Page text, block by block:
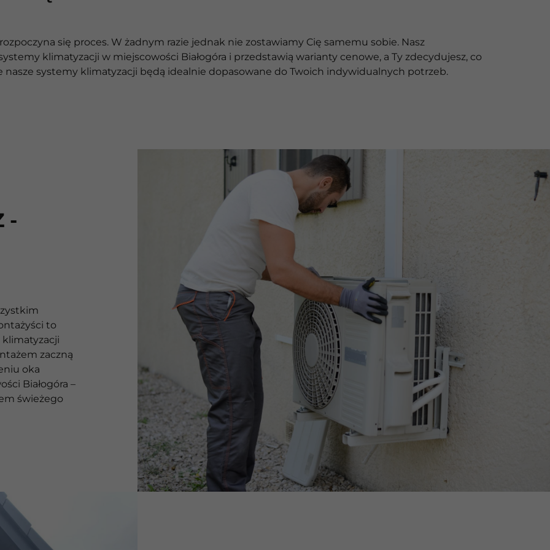
się proces. W żadnym razie jednak nie zostawiamy Cię samemu sobie. Nasz
klimatyzacji w miejscowości Białogóra i przedstawią warianty cenowe, a Ty zdecydujesz, co
nasze systemy klimatyzacji będą idealnie dopasowane do Twoich indywidualnych potrzeb.
-
to
klimatyzacji
zaczną
oka
Białogóra –
świeżego